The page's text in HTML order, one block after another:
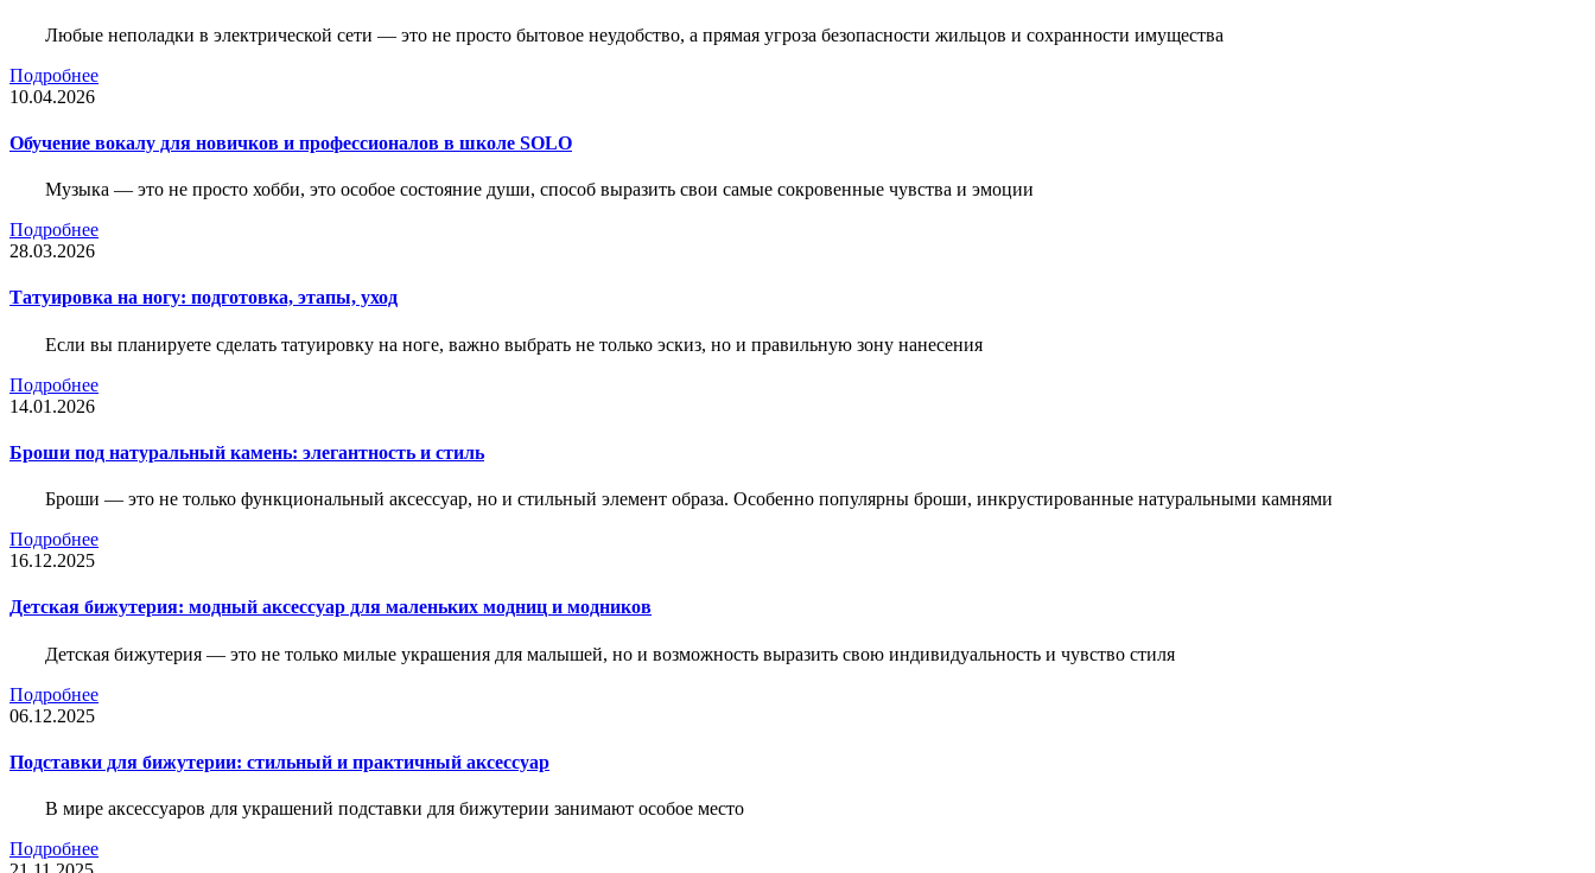
Любые неполадки в электрической сети — это не просто бытовое неудобство, а прямая угроза безопасности жильцов и сохранности имущества
Подробнее
10.04.2026
Обучение вокалу для новичков и профессионалов в школе SOLO
Музыка — это не просто хобби, это особое состояние души, способ выразить свои самые сокровенные чувства и эмоции
Подробнее
28.03.2026
Татуировка на ногу: подготовка, этапы, уход
Если вы планируете сделать татуировку на ноге, важно выбрать не только эскиз, но и правильную зону нанесения
Подробнее
14.01.2026
Броши под натуральный камень: элегантность и стиль
Броши — это не только функциональный аксессуар, но и стильный элемент образа. Особенно популярны броши, инкрустированные натуральными камнями
Подробнее
16.12.2025
Детская бижутерия: модный аксессуар для маленьких модниц и модников
Детская бижутерия — это не только милые украшения для малышей, но и возможность выразить свою индивидуальность и чувство стиля
Подробнее
06.12.2025
Подставки для бижутерии: стильный и практичный аксессуар
В мире аксессуаров для украшений подставки для бижутерии занимают особое место
Подробнее